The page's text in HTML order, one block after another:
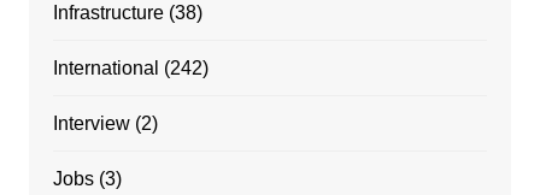
Infrastructure(38)
International (242)
Interview(2)
Jobs(3)